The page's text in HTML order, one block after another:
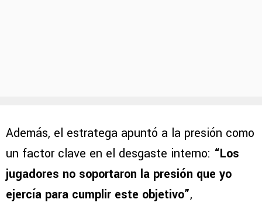
Además, el estratega apuntó a la presión como
un factor clave en el desgaste interno: “Los
jugadores no soportaron la presión que yo
ejercía para cumplir este objetivo”,